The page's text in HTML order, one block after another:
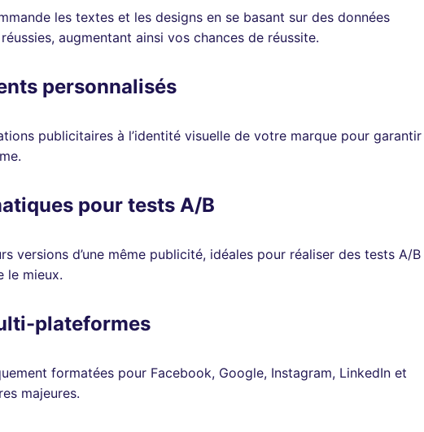
les textes et les designs en se basant sur des données
augmentant ainsi vos chances de réussite.
personnalisés
publicitaires à l’identité visuelle de votre marque pour garantir
pour tests A/B
versions d’une même publicité, idéales pour réaliser des tests A/B
le mieux.
plateformes
formatées pour Facebook, Google, Instagram, LinkedIn et
majeures.